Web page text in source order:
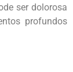
ser dolorosa
profundos